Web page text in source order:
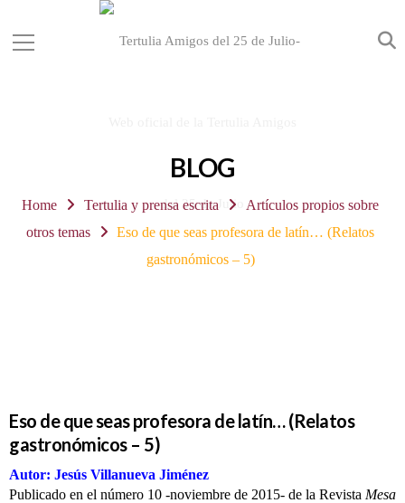
BLOG
Home Tertulia y prensa escrita
Artículos propios sobre
otros temas
Eso de que seas profesora de latín… (Relatos
gastronómicos – 5)
Eso de que seas profesora de latín… (Relatos
gastronómicos – 5)
Autor: Jesús Villanueva Jiménez
Publicado en el número 10 -noviembre de 2015- de la Revista Mesa